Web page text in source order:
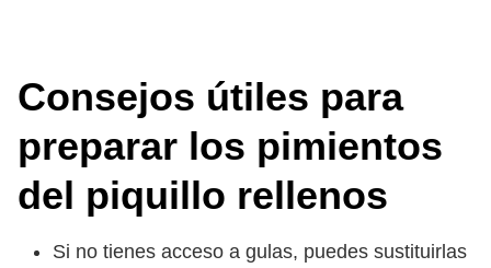
Consejos útiles para
preparar los pimientos
del piquillo rellenos
Si no tienes acceso a gulas, puedes sustituirlas